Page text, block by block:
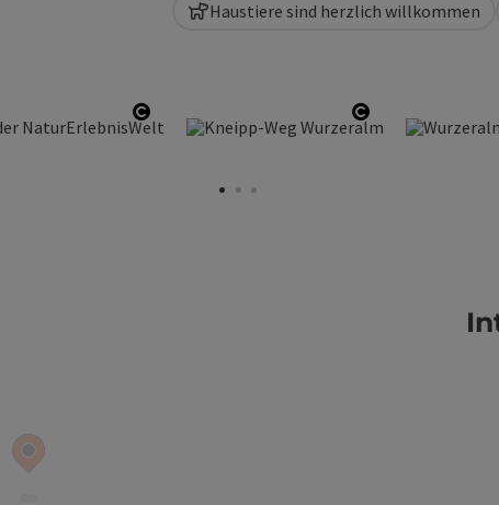
Copyright öffnen Copyright
Haustiere sind herzlich willkommen